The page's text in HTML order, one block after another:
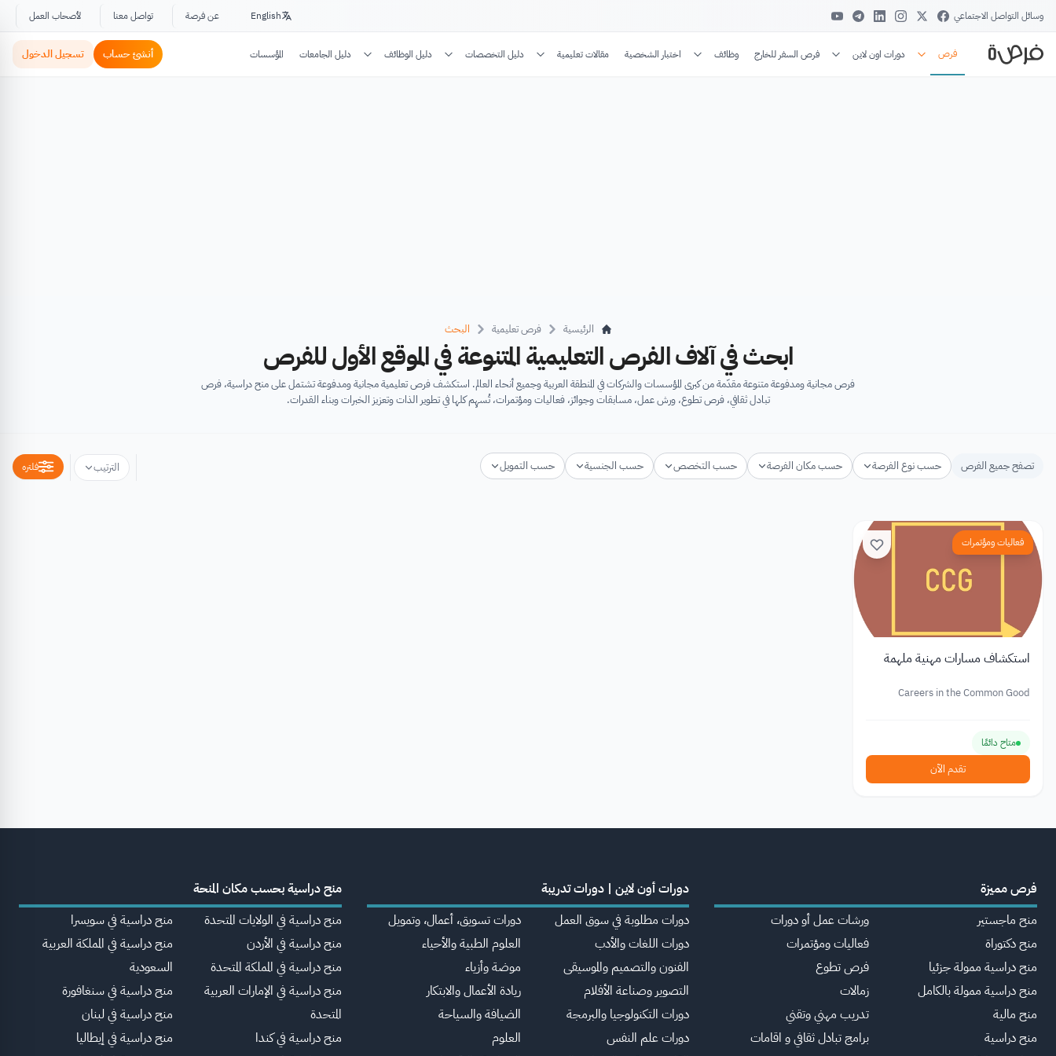
وسائل التواصل الاجتماعي English عن فرصة تواصل معنا لأصحاب العمل
فرص دورات اون لاين فرص السفر للخارج وظائف اختبار الشخصية مقالات تعليمية دليل التخصصات دليل الوظائف دليل الجامعات المؤسسات أنشئ حساب تسجيل الدخول
الرئيسية فرص تعليمية البحث
ابحث في آلاف الفرص التعليمية المتنوعة في الموقع الأول للفرص
فرص مجانية ومدفوعة متنوعة مقدّمة من كبرى المؤسسات والشركات في المنطقة العربية وجميع أنحاء العالم. استكشف فرص تعليمية مجانية ومدفوعة تشتمل على منح دراسية، فرص
تبادل ثقافي، فرص تطوع، ورش عمل، مسابقات وجوائز، فعاليات ومؤتمرات، تُسهِم كلها في تطوير الذات وتعزيز الخبرات وبناء القدرات.
تصفح جميع الفرص حسب نوع الفرصة حسب مكان الفرصة حسب التخصص حسب الجنسية حسب التمويل الترتيب فلتره
فعاليات ومؤتمرات
استكشاف مسارات مهنية ملهمة
Careers in the Common Good
متاح دائمًا
تقدم الآن
فرص مميزة
منح ماجستير
منح دكتوراة
منح دراسية ممولة جزئيا
منح دراسية ممولة بالكامل
منح مالية
منح دراسية
ورشات عمل أو دورات
فعاليات ومؤتمرات
فرص تطوع
زمالات
تدريب مهني وتقني
برامج تبادل ثقافي و اقامات
دورات أون لاين | دورات تدريبة
دورات مطلوبة في سوق العمل
دورات اللغات والأدب
الفنون والتصميم والموسيقى
التصوير وصناعة الأفلام
دورات التكنولوجيا والبرمجة
دورات علم النفس
دورات تسويق، أعمال، وتمويل
العلوم الطبية والأحياء
موضة وأزياء
ريادة الأعمال والابتكار
الضيافة والسياحة
العلوم
منح دراسية بحسب مكان المنحة
منح دراسية في الولايات المتحدة
منح دراسية في الأردن
منح دراسية في المملكة المتحدة
منح دراسية في الإمارات العربية
المتحدة
منح دراسية في كندا
منح دراسية في سويسرا
منح دراسية في المملكة العربية
السعودية
منح دراسية في سنغافورة
منح دراسية في لبنان
منح دراسية في إيطاليا